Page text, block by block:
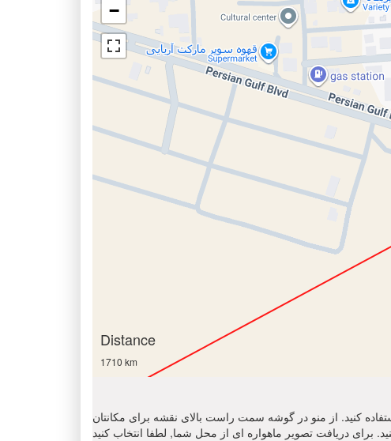
−
Distance
1710 km
کنید. از منو در گوشه سمت راست بالای نقشه برای مکانتان